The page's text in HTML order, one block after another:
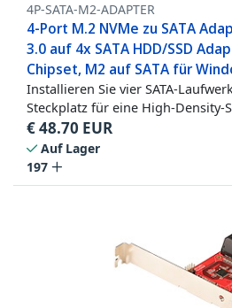
4P-SATA-M2-ADAPTER
4-Port M.2 NVMe zu SATA
3.0 auf 4x SATA HDD/SSD
Chipset, M2 auf SATA für
Installieren Sie vier SATA-
Steckplatz für eine High-Density-
€48.70 EUR
Auf Lager
197